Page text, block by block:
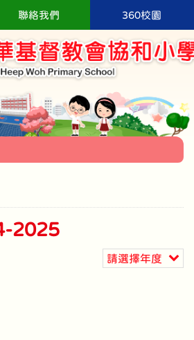
聯絡我們 360校園
2025
請選擇年度